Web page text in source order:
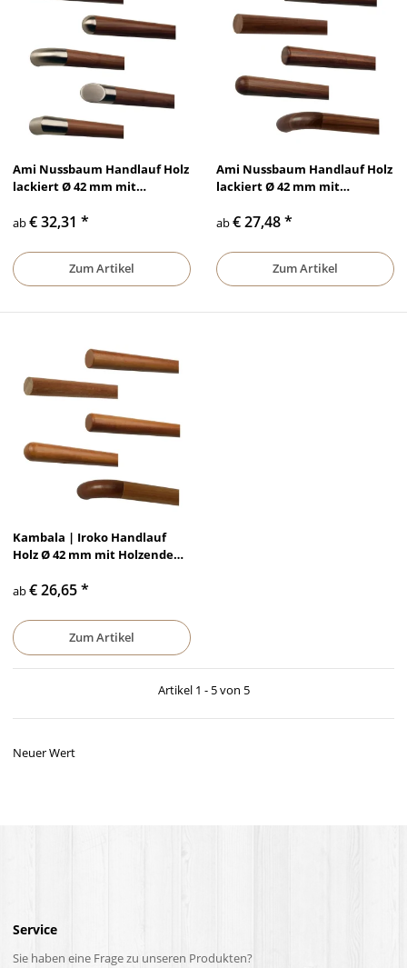
Ami Nussbaum Handlauf Holz
lackiert Ø 42 mm mit
ab€ 32,31 *
Zum Artikel
Ami Nussbaum Handlauf Holz
lackiert Ø 42 mm mit
Handlaufhalter
ab€ 27,48*
Zum Artikel
Kambala | Iroko Handlauf
Holz Ø 42 mm mit Holzenden
ab€ 26,65*
Zum Artikel
Artikel 1 - 5 von 5
Neuer Wert
Service
Sie haben eine Frage zu unseren Produkten?